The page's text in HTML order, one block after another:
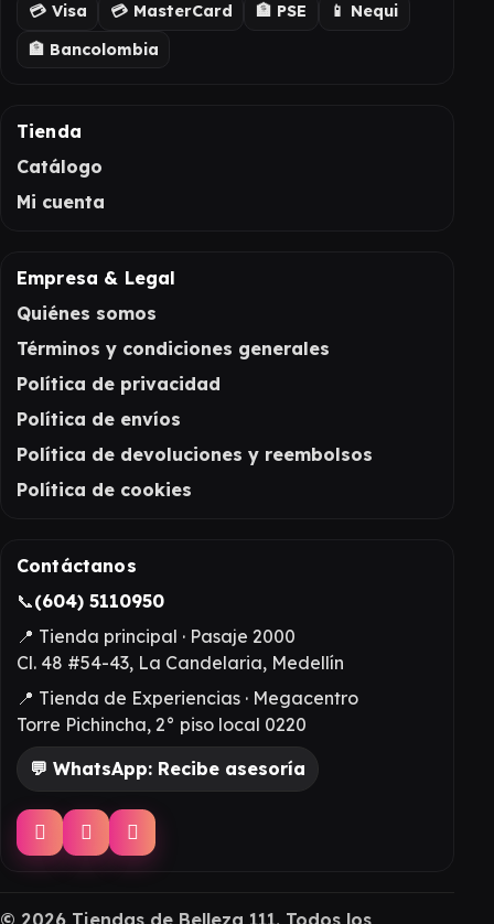
💳 Visa 💳 MasterCard 🏦 PSE
📱 Nequi
🏦 Bancolombia
Tienda
Catálogo
Mi cuenta
Empresa & Legal
Quiénes somos
Términos y condiciones generales
Política de privacidad
Política de envíos
Política de devoluciones y reembolsos
Política de cookies
Contáctanos
📞(604) 5110950
📍 Tienda principal · Pasaje 2000
Cl. 48 #54-43, La Candelaria, Medellín
📍 Tienda de Experiencias · Megacentro
Torre Pichincha, 2° piso local 0220
💬 WhatsApp: Recibe asesoría
© 2026 Tiendas de Belleza 111. Todos los